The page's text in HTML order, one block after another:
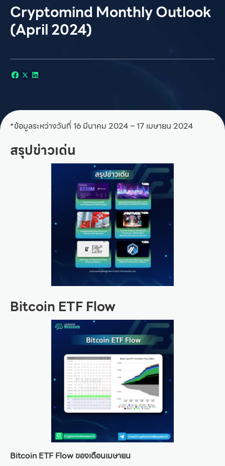
Cryptomind Monthly Outlook
(April 2024)
*ข้อมูลระหว่างวันที่ 16 มีนาคม 2024 – 17 เมษายน 2024
สรุปข่าวเด่น
Bitcoin ETF Flow
Bitcoin ETF Flow ของเดือนเมษายน